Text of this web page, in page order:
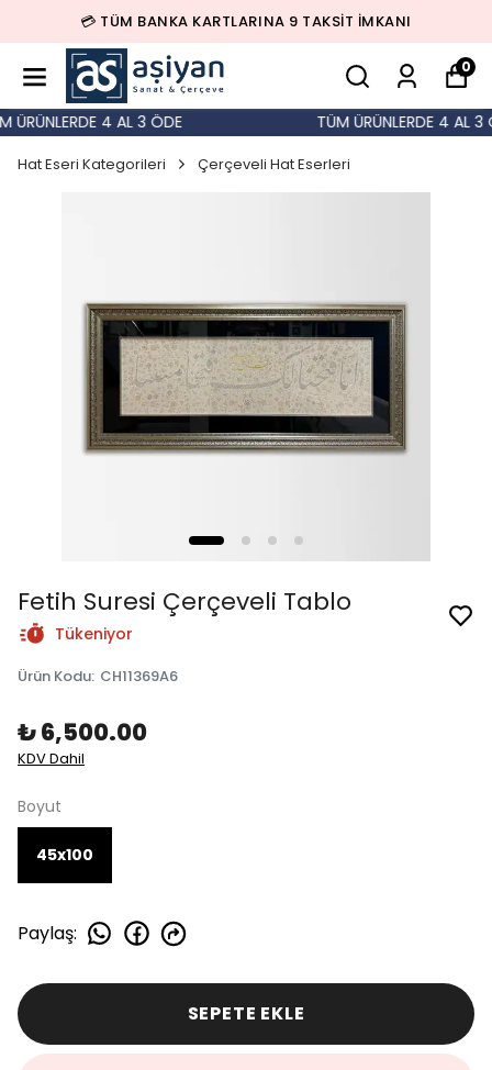
💳 TÜM BANKA KARTLARINA 9 TAKSİT İMKANI
0
4 AL 3 ÖDE TÜM ÜRÜNLERDE 4 AL 3
Hat Eseri Kategorileri Çerçeveli Hat Eserleri
Fetih Suresi Çerçeveli Tablo
Tükeniyor
Ürün Kodu: CH11369A6
₺ 6,500.00
KDV Dahil
Boyut
45x100
Paylaş:
SEPETE EKLE